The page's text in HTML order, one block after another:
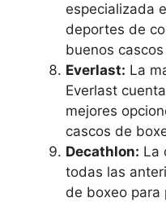
especializada
deportes de
buenos
Everlast: La
Everlast
mejores
cascos de
Decathlon: La
todas las
de boxeo para